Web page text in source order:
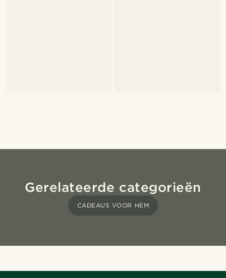
Gerelateerde categorieën
CADEAUS VOOR HEM